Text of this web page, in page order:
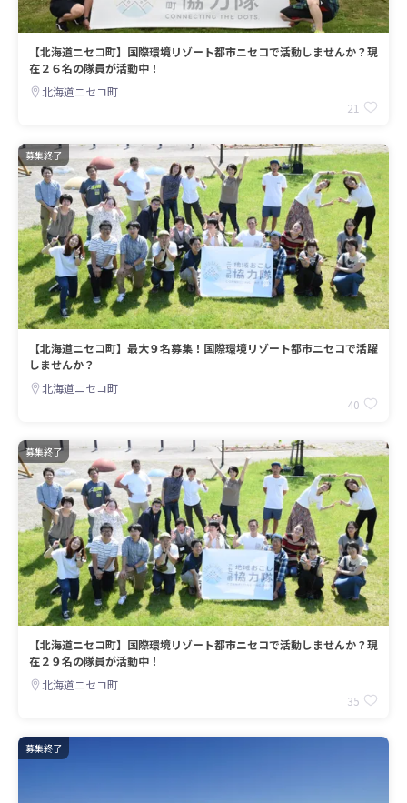
【北海道ニセコ町】国際環境リゾート都市ニセコで活動しませんか？現
在２６名の隊員が活動中！
北海道ニセコ町
21
募集終了
【北海道ニセコ町】最大９名募集！国際環境リゾート都市ニセコで活躍
しませんか？
北海道ニセコ町
40
募集終了
【北海道ニセコ町】国際環境リゾート都市ニセコで活動しませんか？現
在２９名の隊員が活動中！
北海道ニセコ町
35
募集終了